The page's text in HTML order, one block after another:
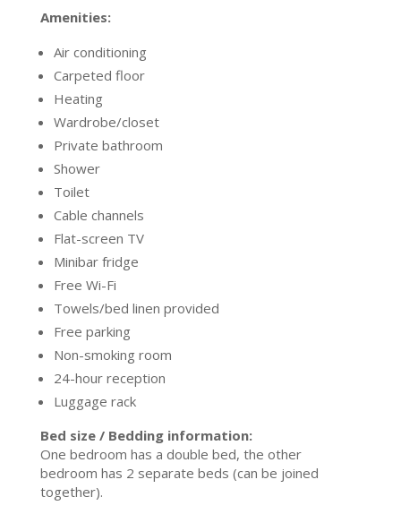
Amenities:
Air conditioning
Carpeted floor
Heating
Wardrobe/closet
Private bathroom
Shower
Toilet
Cable channels
Flat-screen TV
Minibar fridge
Free Wi-Fi
Towels/bed linen provided
Free parking
Non-smoking room
24-hour reception
Luggage rack
Bed size / Bedding information:
One bedroom has a double bed, the other
bedroom has 2 separate beds (can be joined
together).